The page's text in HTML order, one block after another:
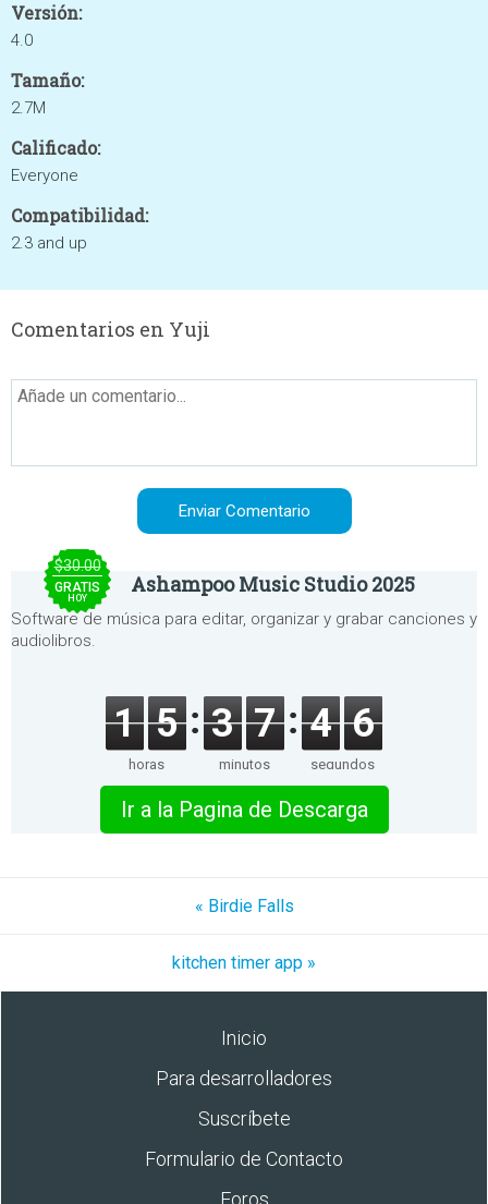
Versión:
4.0
Tamaño:
2.7M
Calificado:
Everyone
Compatibilidad:
2.3 and up
Comentarios en Yuji
$30.00
GRATIS
HOY
Ashampoo Music Studio 2025
Software de música para editar, organizar y grabar canciones y
audiolibros.
1 5
horas
3 7
minutos
4 6
segundos
Ir a la Pagina de Descarga
« Birdie Falls
kitchen timer app »
Inicio
Para desarrolladores
Suscríbete
Formulario de Contacto
Foros